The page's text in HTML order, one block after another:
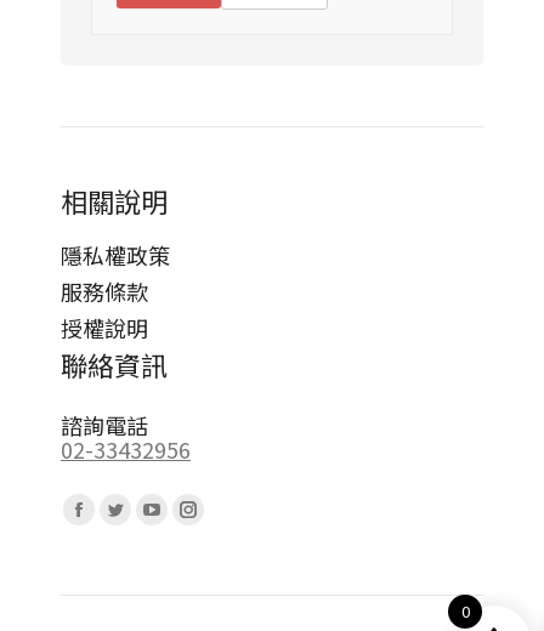
相關說明
隱私權政策
服務條款
授權說明
聯絡資訊
諮詢電話
02-33432956
Facebook
opens
Twitter
opens
YouTube
opens
Instagram
opens
0